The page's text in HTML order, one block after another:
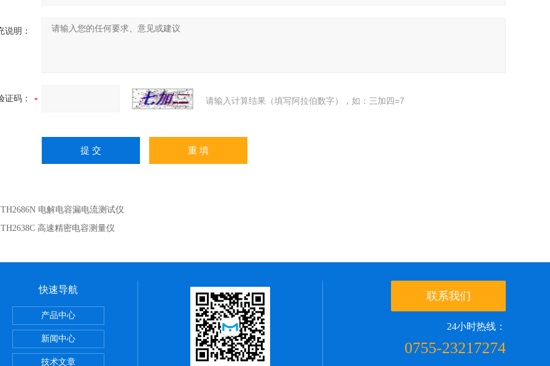
说明：
证码： 请输入计算结果（填写阿拉伯数字），如：三加四=7
TH2686N 电解电容漏电流测试仪
TH2638C 高速精密电容测量仪
PCB TDR特性阻抗测试仪
能测试仪
6632 精密阻抗分析仪
快速导航
产品中心
新闻中心
技术文章
联系我们
24小时热线：
0755-23217274